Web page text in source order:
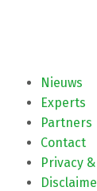
Nieuws
Experts
Partners
Contact
Privacy